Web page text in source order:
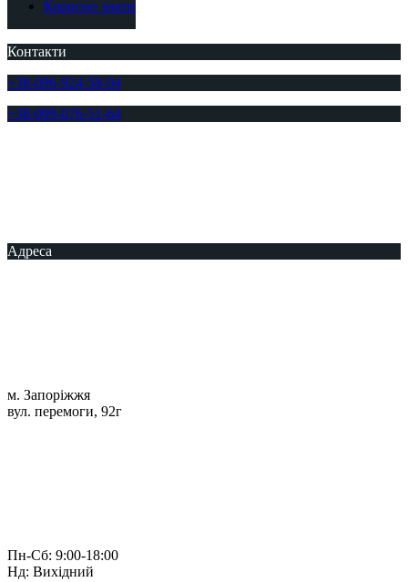
Корисно знати
Контакти
+38-096-924-58-04
+38-099-076-51-64
Адреса
м. Запоріжжя
вул. перемоги, 92г
Пн-Сб: 9:00-18:00
Нд: Вихідний